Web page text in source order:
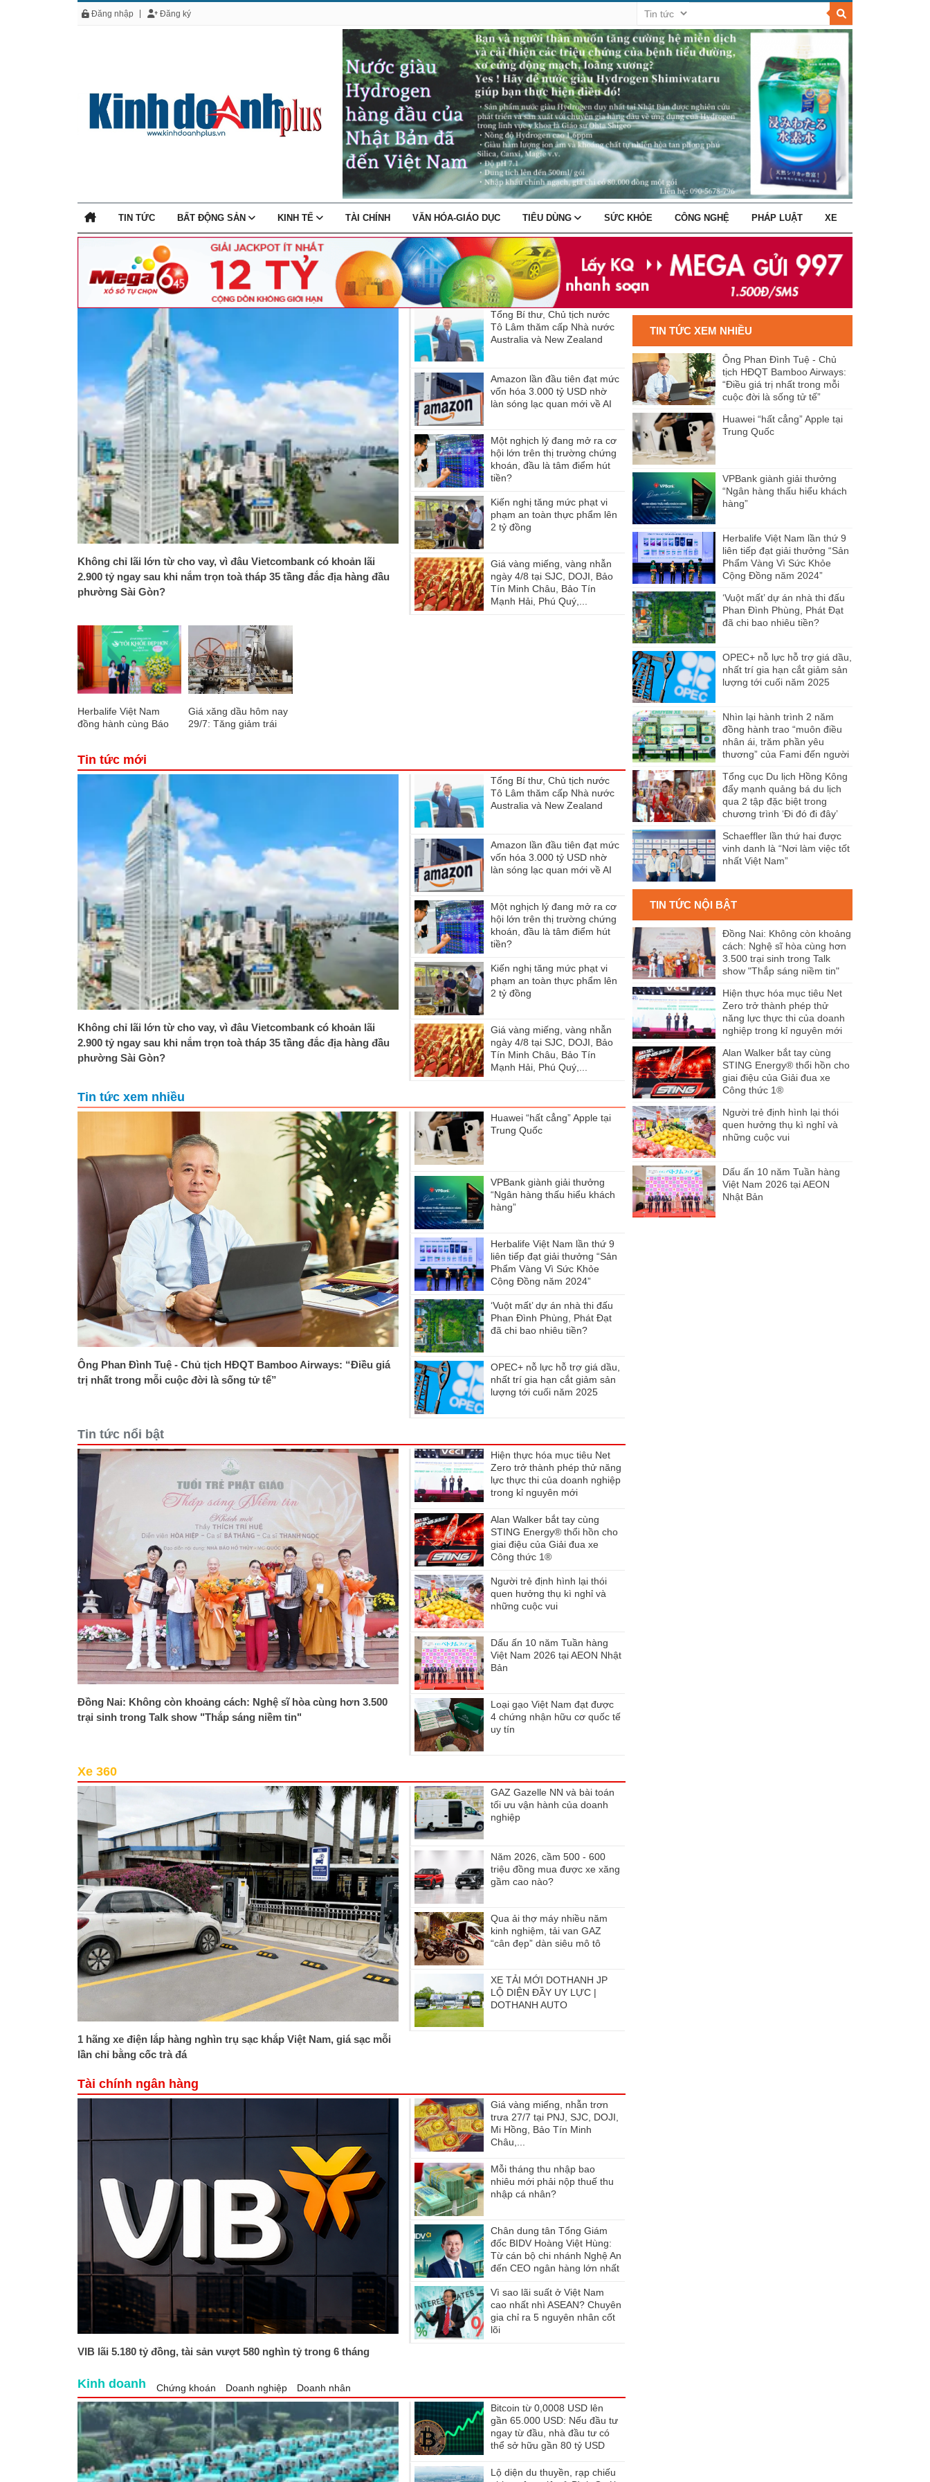
Đăng nhập Đăng ký
TIN TỨC BẤT ĐỘNG SẢN KINH TẾ TÀI CHÍNH VĂN HÓA-GIÁO DỤC TIÊU DÙNG SỨC KHỎE CÔNG NGHỆ PHÁP LUẬT XE
Không chỉ lãi lớn từ cho vay, vì đâu Vietcombank có khoản lãi
2.900 tỷ ngay sau khi nắm trọn toà tháp 35 tầng đắc địa hàng đầu
phường Sài Gòn?
Tổng Bí thư, Chủ tịch nước
Tô Lâm thăm cấp Nhà nước
Australia và New Zealand
Amazon lần đầu tiên đạt mức
vốn hóa 3.000 tỷ USD nhờ
làn sóng lạc quan mới về AI
Một nghịch lý đang mở ra cơ
hội lớn trên thị trường chứng
khoán, đầu là tâm điểm hút
tiền?
Kiến nghị tăng mức phạt vi
phạm an toàn thực phẩm lên
2 tỷ đồng
Giá vàng miếng, vàng nhẫn
ngày 4/8 tại SJC, DOJI, Bảo
Tín Minh Châu, Bảo Tín
Mạnh Hải, Phú Quý,...
Herbalife Việt Nam
đồng hành cùng Báo
Khỏe Đẹp Hơn” lần thứ
5 để khuyến khích mọi
bản tốt hơn của chính
Giá xăng dầu hôm nay
29/7: Tăng giảm trái
Tin tức mới
Không chỉ lãi lớn từ cho vay, vì đâu Vietcombank có khoản lãi
2.900 tỷ ngay sau khi nắm trọn toà tháp 35 tầng đắc địa hàng đầu
phường Sài Gòn?
Tổng Bí thư, Chủ tịch nước
Tô Lâm thăm cấp Nhà nước
Australia và New Zealand
Amazon lần đầu tiên đạt mức
vốn hóa 3.000 tỷ USD nhờ
làn sóng lạc quan mới về AI
Một nghịch lý đang mở ra cơ
hội lớn trên thị trường chứng
khoán, đầu là tâm điểm hút
tiền?
Kiến nghị tăng mức phạt vi
phạm an toàn thực phẩm lên
2 tỷ đồng
Giá vàng miếng, vàng nhẫn
ngày 4/8 tại SJC, DOJI, Bảo
Tín Minh Châu, Bảo Tín
Mạnh Hải, Phú Quý,...
Tin tức xem nhiều
Ông Phan Đình Tuệ - Chủ tịch HĐQT Bamboo Airways: “Điều giá
trị nhất trong mỗi cuộc đời là sống tử tế”
Huawei “hất cẳng” Apple tại
Trung Quốc
VPBank giành giải thưởng
“Ngân hàng thấu hiểu khách
hàng”
Herbalife Việt Nam lần thứ 9
liên tiếp đạt giải thưởng “Sản
Phẩm Vàng Vì Sức Khỏe
Cộng Đồng năm 2024”
‘Vuột mất’ dự án nhà thi đấu
Phan Đình Phùng, Phát Đạt
đã chi bao nhiêu tiền?
OPEC+ nỗ lực hỗ trợ giá dầu,
nhất trí gia hạn cắt giảm sản
lượng tới cuối năm 2025
Tin tức nổi bật
Đồng Nai: Không còn khoảng cách: Nghệ sĩ hòa cùng hơn 3.500
trại sinh trong Talk show "Thắp sáng niềm tin"
Hiện thực hóa mục tiêu Net
Zero trở thành phép thử năng
lực thực thi của doanh nghiệp
trong kỉ nguyên mới
Alan Walker bắt tay cùng
STING Energy® thổi hồn cho
giai điệu của Giải đua xe
Công thức 1®
Người trẻ định hình lại thói
quen hưởng thụ kì nghỉ và
những cuộc vui
Dấu ấn 10 năm Tuần hàng
Việt Nam 2026 tại AEON Nhật
Bản
Loại gạo Việt Nam đạt được
4 chứng nhận hữu cơ quốc tế
uy tín
Xe 360
1 hãng xe điện lắp hàng nghìn trụ sạc khắp Việt Nam, giá sạc mỗi
lần chỉ bằng cốc trà đá
GAZ Gazelle NN và bài toán
tối ưu vận hành của doanh
nghiệp
Năm 2026, cầm 500 - 600
triệu đồng mua được xe xăng
gầm cao nào?
Qua ải thợ máy nhiều năm
kinh nghiệm, tải van GAZ
“cân đẹp” dàn siêu mô tô
XE TẢI MỚI DOTHANH JP
LỘ DIỆN ĐẦY UY LỰC |
DOTHANH AUTO
Tài chính ngân hàng
VIB lãi 5.180 tỷ đồng, tài sản vượt 580 nghìn tỷ trong 6 tháng
Giá vàng miếng, nhẫn trơn
trưa 27/7 tại PNJ, SJC, DOJI,
Mi Hồng, Bảo Tín Minh
Châu,...
Mỗi tháng thu nhập bao
nhiêu mới phải nộp thuế thu
nhập cá nhân?
Chân dung tân Tổng Giám
đốc BIDV Hoàng Việt Hùng:
Từ cán bộ chi nhánh Nghệ An
đến CEO ngân hàng lớn nhất
Vì sao lãi suất ở Việt Nam
cao nhất nhì ASEAN? Chuyên
gia chỉ ra 5 nguyên nhân cốt
lõi
Kinh doanh Chứng khoán Doanh nghiệp
Doanh nhân
Bitcoin từ 0,0008 USD lên
gần 65.000 USD: Nếu đầu tư
ngay từ đầu, nhà đầu tư có
thể sở hữu gần 80 tỷ USD
Lộ diện du thuyền, rạp chiếu
TIN TỨC XEM NHIỀU
Ông Phan Đình Tuệ - Chủ
tịch HĐQT Bamboo Airways:
“Điều giá trị nhất trong mỗi
cuộc đời là sống tử tế”
Huawei “hất cẳng” Apple tại
Trung Quốc
VPBank giành giải thưởng
“Ngân hàng thấu hiểu khách
hàng”
Herbalife Việt Nam lần thứ 9
liên tiếp đạt giải thưởng “Sản
Phẩm Vàng Vì Sức Khỏe
Cộng Đồng năm 2024”
‘Vuột mất’ dự án nhà thi đấu
Phan Đình Phùng, Phát Đạt
đã chi bao nhiêu tiền?
OPEC+ nỗ lực hỗ trợ giá dầu,
nhất trí gia hạn cắt giảm sản
lượng tới cuối năm 2025
Nhìn lại hành trình 2 năm
đồng hành trao “muôn điều
nhân ái, trăm phần yêu
thương” của Fami đến người
Tổng cục Du lịch Hồng Kông
đẩy mạnh quảng bá du lịch
qua 2 tập đặc biệt trong
chương trình ‘Đi đó đi đây’
Schaeffler lần thứ hai được
vinh danh là “Nơi làm việc tốt
nhất Việt Nam”
TIN TỨC NỘI BẬT
Đồng Nai: Không còn khoảng
cách: Nghệ sĩ hòa cùng hơn
3.500 trại sinh trong Talk
show "Thắp sáng niềm tin"
Hiện thực hóa mục tiêu Net
Zero trở thành phép thử
năng lực thực thi của doanh
nghiệp trong kỉ nguyên mới
Alan Walker bắt tay cùng
STING Energy® thổi hồn cho
giai điệu của Giải đua xe
Công thức 1®
Người trẻ định hình lại thói
quen hưởng thụ kì nghỉ và
những cuộc vui
Dấu ấn 10 năm Tuần hàng
Việt Nam 2026 tại AEON
Nhật Bản